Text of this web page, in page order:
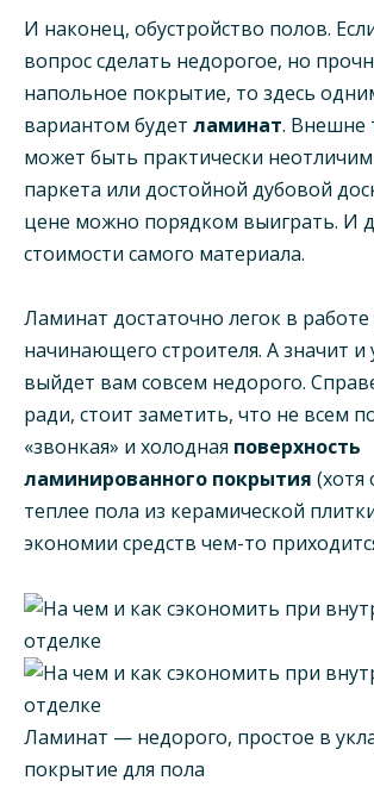
И наконец, обустройство полов.
вопрос сделать недорогое, но
напольное покрытие, то здесь
вариантом будет ламинат. Внешне
может быть практически
паркета или достойной дубовой
цене можно порядком выиграть. И
стоимости самого материала.
Ламинат достаточно легок в
начинающего строителя. А значит и
выйдет вам совсем недорого.
ради, стоит заметить, что не всем
«звонкая» и холодная поверхность
ламинированного покрытия (хотя
теплее пола из керамической
экономии средств чем-то
Ламинат — недорого, простое в
покрытие для пола